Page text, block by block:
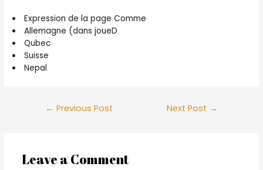
Expression de la page Comme
Allemagne (dans joueD
Qubec
Suisse
Nepal
← Previous Post Next Post →
Leave a Comment